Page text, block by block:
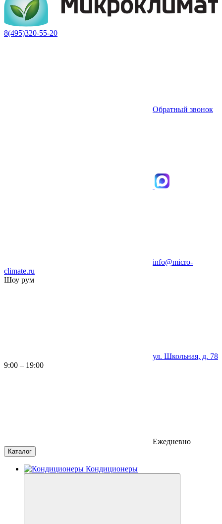
8(495)320-55-20
Обратный звонок
info@micro-
climate.ru
Шоу рум
ул. Школьная, д. 78
9:00 – 19:00
Ежедневно
Каталог
Кондиционеры